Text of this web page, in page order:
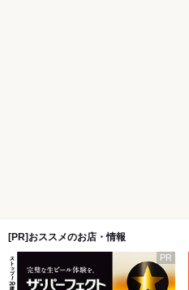
[PR]おススメのお店・情報
PR